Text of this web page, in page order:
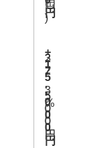
し
)
円
円
3
%
2
2
,
5
0
0
円
3
7
,
5
0
0
円
+
1
5
,
0
0
0
円